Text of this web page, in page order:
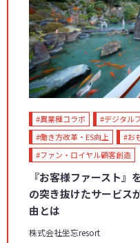
#異業種コラボ
#デジタル
#働き方改革・ES向上
#お
#ファン・ロイヤル顧客創造
『お客様ファースト
の突き抜けたサービス
由とは
株式会社坐忘resort